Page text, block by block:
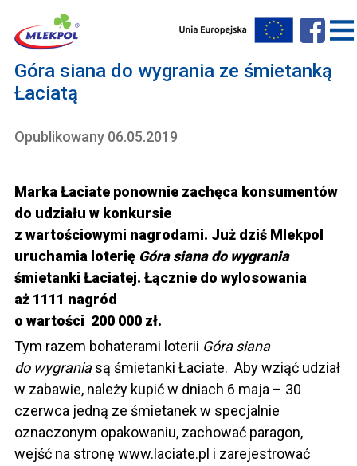
Góra siana do wygrania ze śmietanką
Łaciatą
Opublikowany 06.05.2019
Marka Łaciate ponownie zachęca konsumentów
do udziału w konkursie
z wartościowymi nagrodami. Już dziś Mlekpol
uruchamia loterię Góra siana do wygrania
śmietanki Łaciatej. Łącznie do wylosowania
aż 1111 nagród
o wartości 200 000 zł.
Tym razem bohaterami loterii Góra siana
do wygraniasą śmietanki Łaciate. Aby wziąć udział
w zabawie, należy kupić w dniach 6 maja – 30
czerwca jedną ze śmietanek w specjalnie
oznaczonym opakowaniu, zachować paragon,
wejść na stronę www.laciate.pl i zarejestrować